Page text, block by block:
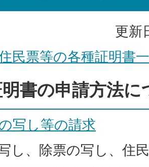
更新
民票等の各種証明書
書の申請方法に
写し等の請求
し、除票の写し、住